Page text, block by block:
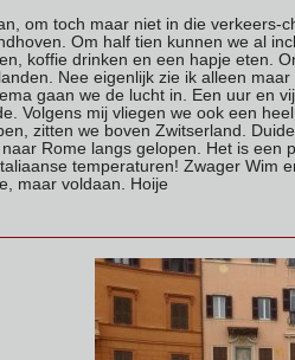
om toch maar niet in die verkeers-
Om half tien kunnen we al
koffie drinken en een hapje eten.
Nee eigenlijk zie ik alleen
gaan we de lucht in. Een uur en
Volgens mij vliegen we ook een
zitten we boven Zwitserland.
Rome langs gelopen. Het is een
temperaturen! Zwager Wim
maar voldaan. Hoije